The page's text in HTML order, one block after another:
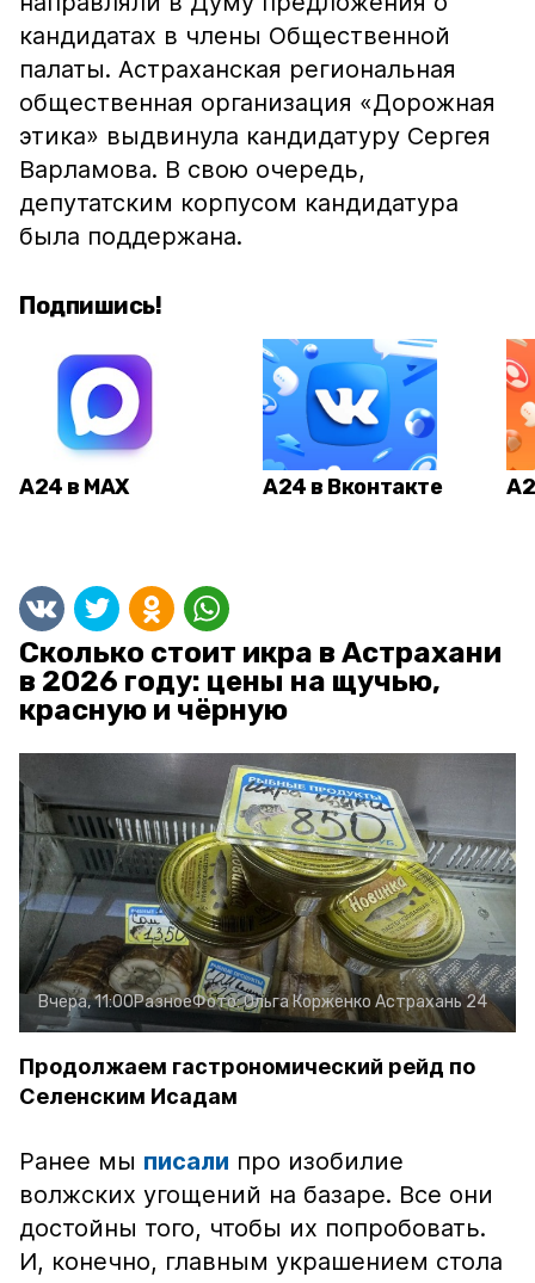
кандидатах в члены Общественной
палаты. Астраханская региональная
общественная организация «Дорожная
этика» выдвинула кандидатуру Сергея
Варламова. В свою очередь,
депутатским корпусом кандидатура
была поддержана.
Подпишись!
А24 в MAX А24 в Вконтакте
Сколько стоит икра в Астрахани
в 2026 году: цены на щучью,
красную и чёрную
Вчера, 11:00РазноеФото:Ольга Корженко Астрахань 24
Продолжаем гастрономический рейд по
Селенским Исадам
Ранее мы писали про изобилие
волжских угощений на базаре. Все они
достойны того, чтобы их попробовать.
И, конечно, главным украшением стола